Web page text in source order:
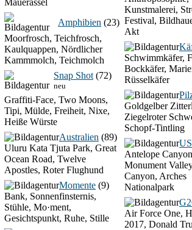
Mauerassel
Amphibien (23)
Moorfrosch, Teichfrosch,
Kaulquappen, Nördlicher
Kammmolch, Teichmolch
Snap Shot (72)
neu
Graffiti-Face, Two Moons,
Tipi, Mülde, Freiheit, Nixe,
Heiße Würste
Australien (89)
Uluru Kata Tjuta Park, Great
Ocean Road, Twelve
Apostles, Roter Flughund
Momente (9)
Bank, Sonnenfinsternis,
Stühle, Mo·ment,
Gesichtspunkt, Ruhe, Stille
Kunstmalerei,
Festival,
Akt
Schwimmkäfer,
Bockkäfer,
Rüsselkäfer
Goldgelber
Ziegelroter
Schopf-Tintling
Antelope
Monument
Canyon, Arches
Nationalpark
Air Force One,
2017, Donald